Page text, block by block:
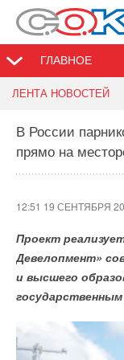
ГЛАВНОЕ
ЛЕНТА НОВОСТЕЙ
В России
прямо на
12:51 19 СЕНТЯБРЯ
Проект
Девелопмент»
и высшего
Ставрополье —
12:51 19 СЕНТЯБРЯ
Новый
12:50 19 СЕНТЯБРЯ